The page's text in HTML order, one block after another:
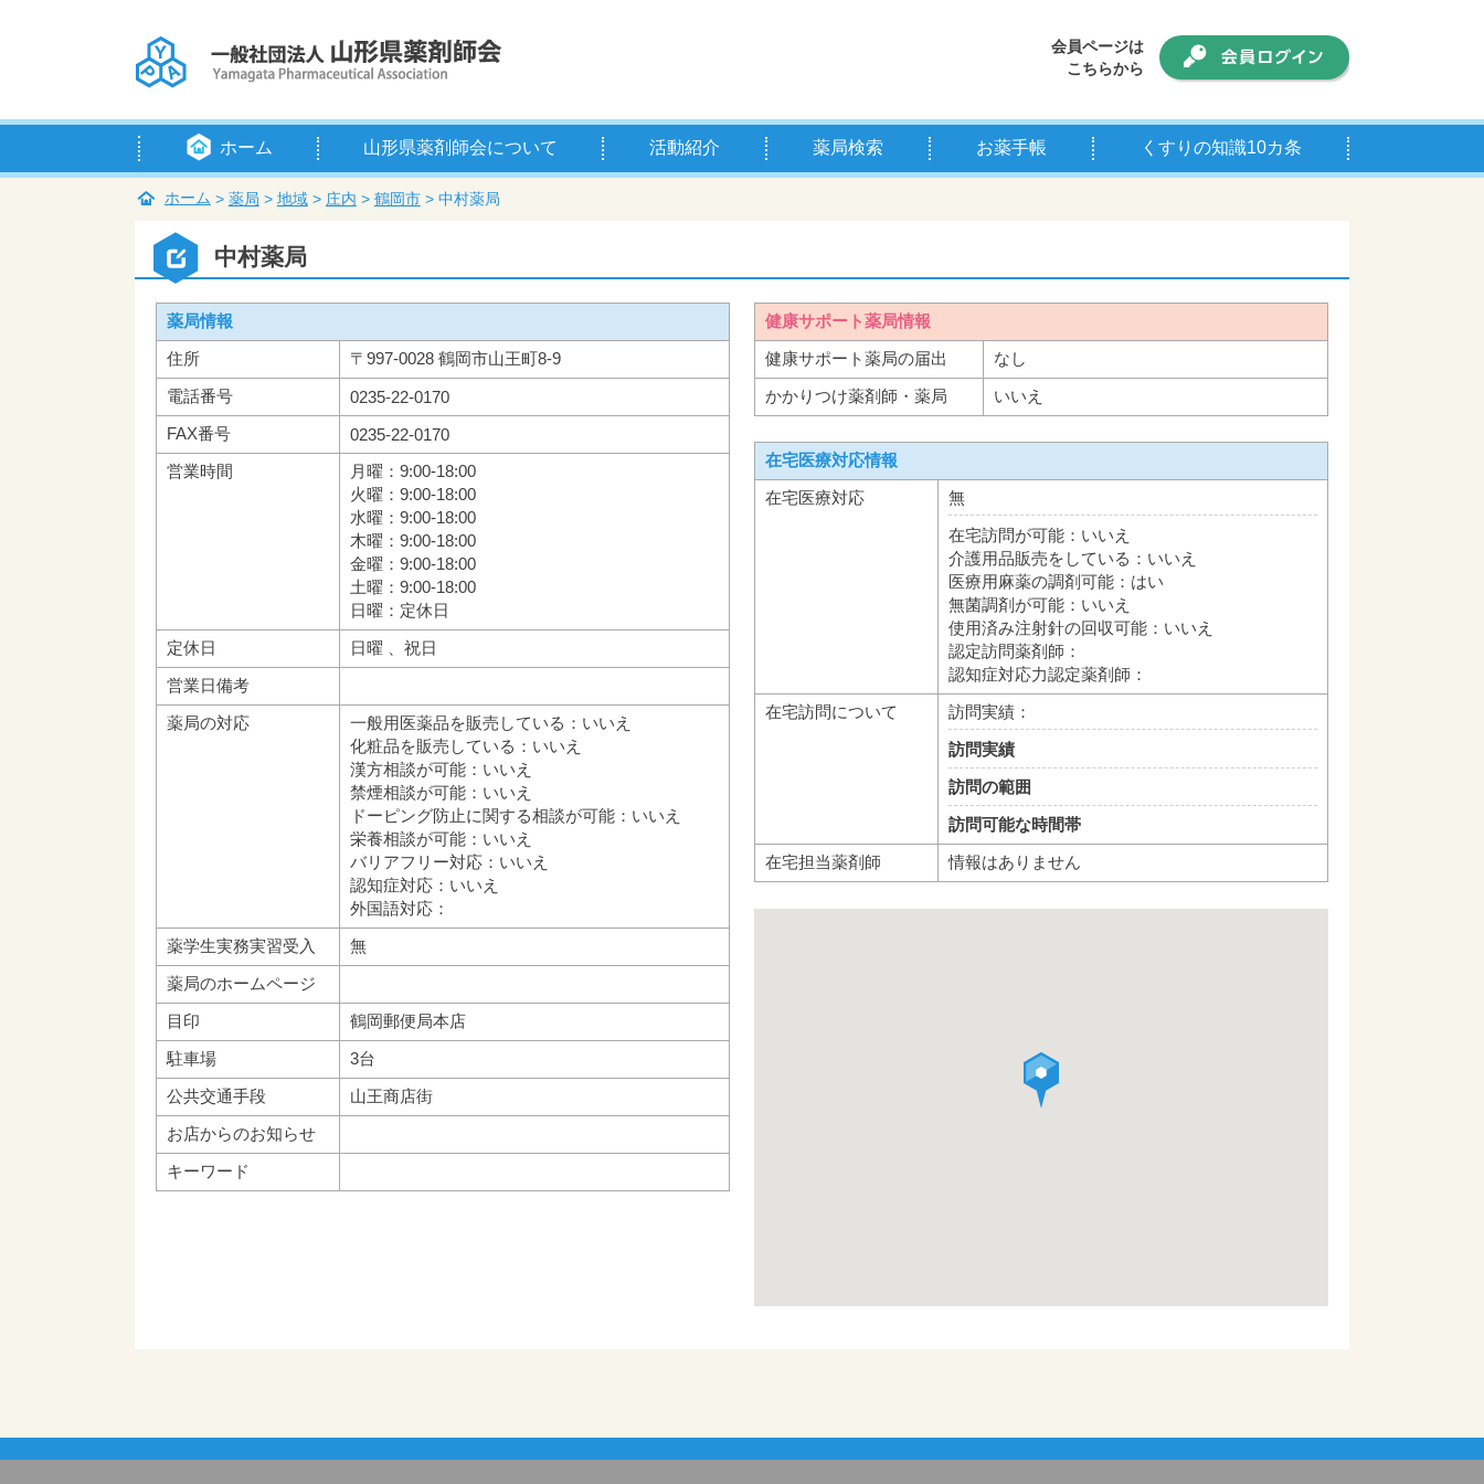
会員ページは
こちらから
ホーム 山形県薬剤師会について
会長挨拶
定款
例規等
組織・役員
賛助会員
入会のご案内
アクセス
活動紹介 薬局検索 お薬手帳 くすりの知識10カ条
ホーム > 薬局 > 地域> 庄内 > 鶴岡市> 中村薬局
中村薬局
薬局情報
住所
〒997-0028 鶴岡市山王町8-9
電話番号
0235-22-0170
FAX番号
0235-22-0170
営業時間
月曜：9:00-18:00
火曜：9:00-18:00
水曜：9:00-18:00
木曜：9:00-18:00
金曜：9:00-18:00
土曜：9:00-18:00
日曜：定休日
定休日
日曜 、祝日
営業日備考
薬局の対応
一般用医薬品を販売している：いいえ
化粧品を販売している：いいえ
漢方相談が可能：いいえ
禁煙相談が可能：いいえ
ドーピング防止に関する相談が可能：いいえ
栄養相談が可能：いいえ
バリアフリー対応：いいえ
認知症対応：いいえ
外国語対応：
薬学生実務実習受入
無
薬局のホームページ
目印
鶴岡郵便局本店
駐車場
3台
公共交通手段
山王商店街
お店からのお知らせ
キーワード
健康サポート薬局情報
健康サポート薬局の届出
なし
かかりつけ薬剤師・薬局
いいえ
在宅医療対応情報
在宅医療対応
無
在宅訪問が可能：いいえ
介護用品販売をしている：いいえ
医療用麻薬の調剤可能：はい
無菌調剤が可能：いいえ
使用済み注射針の回収可能：いいえ
認定訪問薬剤師：
認知症対応力認定薬剤師：
在宅訪問について
訪問実績：
訪問実績
訪問の範囲
訪問可能な時間帯
在宅担当薬剤師
情報はありません